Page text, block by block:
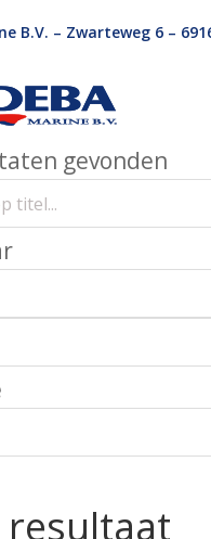
B.V. – Zwarteweg 6 –
gevonden
resultaat